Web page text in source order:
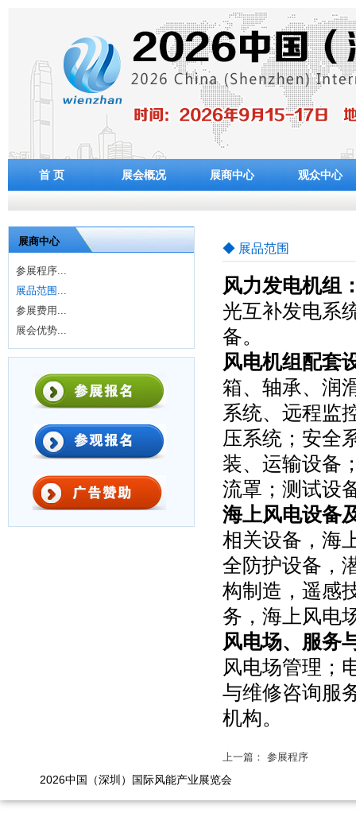
首 页 展会概况 展商中心 观众中心
展商中心
参展程序...
展品范围...
参展费用...
展会优势...
◆ 展品范围
风力发电机组
光互补发电系
备。
风电机组配套
箱、轴承、润
系统、远程监
压系统；安全
装、运输设备
流罩；测试设
海上风电设备
相关设备，海
全防护设备，
构制造，遥感
务，海上风电
风电场、服务
风电场管理；
与维修咨询服
机构。
上一篇： 参展程序
2026中国（深圳）国际风能产业展览会